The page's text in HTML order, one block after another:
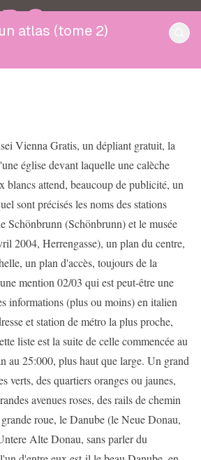
atlas (tome 2)
Vienna Gratis, un dépliant gratuit, la
église devant laquelle une calèche
blancs attend, beaucoup de publicité, un
sont précisés les noms des stations
Schönbrunn (Schönbrunn) et le musée
2004, Herrengasse), un plan du centre,
un plan d'accès, toujours de la
mention 02/03 qui est peut-être une
informations (plus ou moins) en italien
et station de métro la plus proche,
liste est la suite de celle commencée au
au 25:000, plus haut que large. Un grand
verts, des quartiers oranges ou jaunes,
avenues roses, des rails de chemin
roue, le Danube (le Neue Donau,
Alte Donau, sans parler du